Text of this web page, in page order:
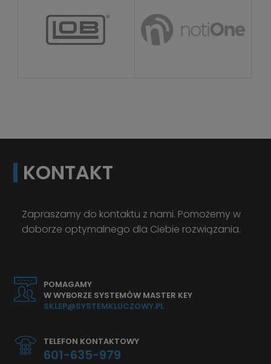
KONTAKT
Zapraszamy do kontaktu z nami. Pomożemy w
doborze optymalnego dla Ciebie rozwiązania.
POMAGAMY
W WYBORZE SYSTEMÓW MASTER KEY
SKLEP@SYSTEMKLUCZOWY.PL
TELEFON KONTAKTOWY
601-635-979